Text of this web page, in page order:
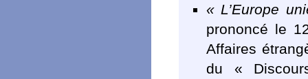
« L’Europe
prononcé le
Affaires
du «